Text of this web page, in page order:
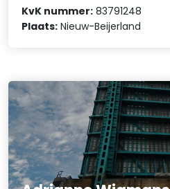
KvK nummer: 83791248
Plaats: Nieuw-Beijerland